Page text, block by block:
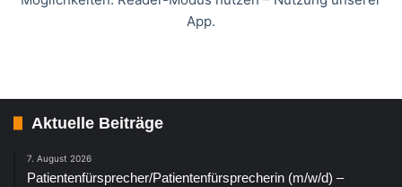
App.
Aktuelle Beiträge
7. August 2026
Patientenfürsprecher/Patientenfürsprecherin (m/w/d) –